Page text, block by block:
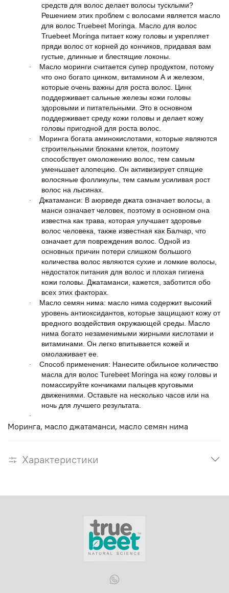
средств для волос делает волосы тусклыми?
Решением этих проблем с волосами является масло
для волос Truebeet Moringa. Масло для волос
Truebeet Moringa питает кожу головы и укрепляет
пряди волос от корней до кончиков, придавая вам
густые, длинные и блестящие локоны.
·
Масло моринги считается супер продуктом, потому
что оно богато цинком, витамином А и железом,
которые очень важны для роста волос. Цинк
поддерживает сальные железы кожи головы
здоровыми и питательными. Это в основном
поддерживает среду кожи головы и делает кожу
головы пригодной для роста волос.
·
Моринга богата аминокислотами, которые являются
строительными блоками клеток, поэтому
способствует омоложению волос, тем самым
уменьшает алопецию. Он активизирует спящие
волосяные фолликулы, тем самым усиливая рост
волос на лысинах.
·
Джатаманси: В аюрведе джата означает волосы, а
манси означает человек, поэтому в основном она
известна как трава, которая улучшает здоровье
волос человека, также известная как Балчар, что
означает для повреждения волос. Одной из
основных причин потери слишком большого
количества волос являются сухие и ломкие волосы,
недостаток питания для волос и плохая гигиена
кожи головы. Джатаманси, кажется, заботится обо
всех этих факторах.
·
Масло семян нима: масло нима содержит высокий
уровень антиоксидантов, которые защищают кожу от
вредного воздействия окружающей среды. Масло
нима богато незаменимыми жирными кислотами и
витаминами. Он легко впитывается кожей и
омолаживает ее.
·
Способ применения: Нанесите обильное количество
масла для волос Turebeet Moringa на кожу головы и
помассируйте кончиками пальцев круговыми
движениями. Оставьте на несколько часов или на
ночь для лучшего результата.
·
Моринга, масло джатаманси, масло семян нима
Характеристики